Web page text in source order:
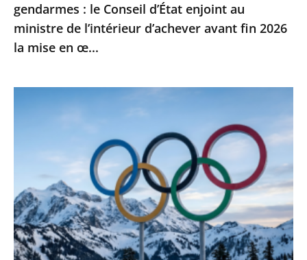
de
l’intérieur
d’achever
fin
œ...
gendarmes : le Conseil d’État enjoint au
ministre de l’intérieur d’achever avant fin 2026
la mise en œ...
Olympiques
Paralympiques
2030
:
l’ensemble
des